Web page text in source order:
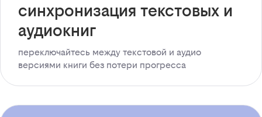
синхронизация текстовых и
аудиокниг
переключайтесь между текстовой и аудио
версиями книги без потери прогресса